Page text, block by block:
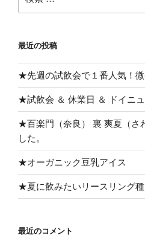
索:
最近の投稿
★先週の試飲会で１番人気！
★試飲会 ＆ 休業日 ＆ ドイニ
★百楽門（奈良） 裏 爽夏（
した。
★オーガニック豆乳アイス
★夏に飲みたいリースリング種
最近のコメント